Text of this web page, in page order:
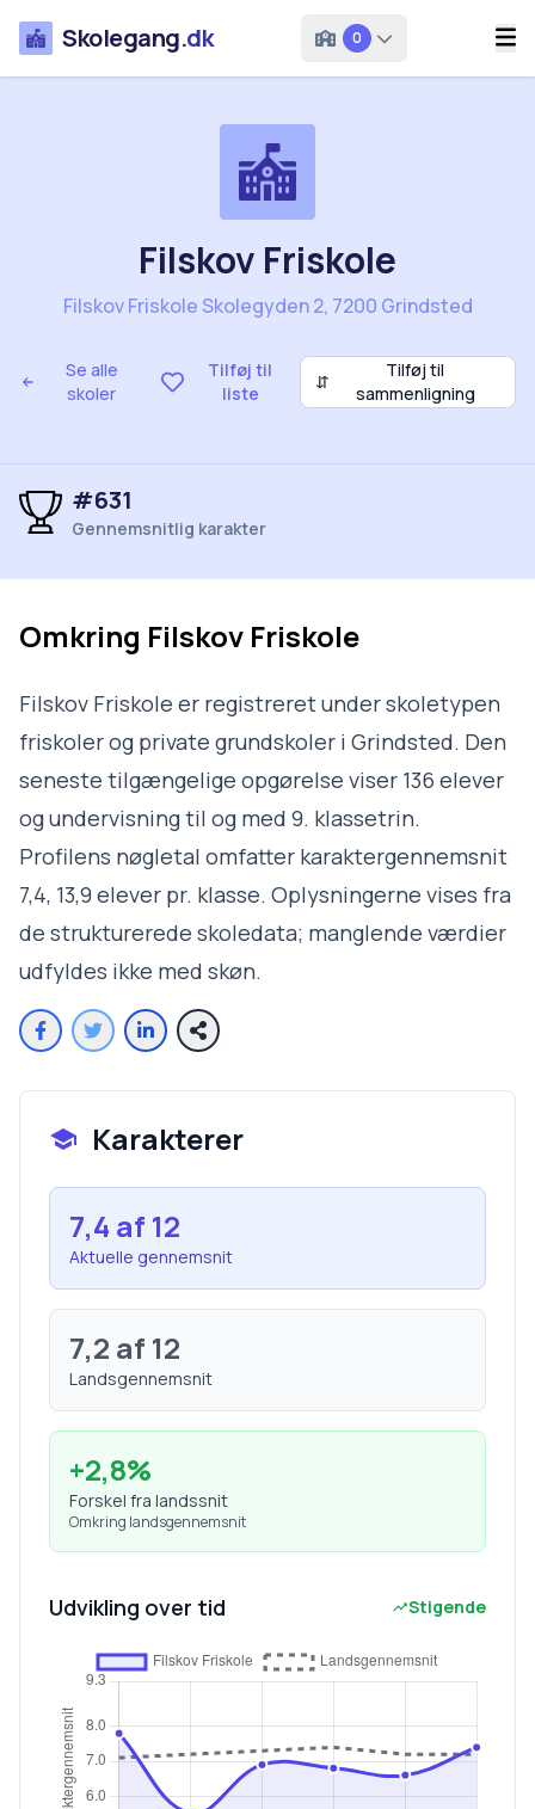
Skolegang.dk 0
Se alle
skoler
Tilføj til
liste
⇵
Tilføj til
sammenligning
Filskov Friskole
Filskov Friskole Skolegyden 2, 7200 Grindsted
#631
Gennemsnitlig karakter
Omkring Filskov Friskole
Filskov Friskole er registreret under skoletypen
friskoler og private grundskoler i Grindsted. Den
seneste tilgængelige opgørelse viser 136 elever
og undervisning til og med 9. klassetrin.
Profilens nøgletal omfatter karaktergennemsnit
7,4, 13,9 elever pr. klasse. Oplysningerne vises fra
de strukturerede skoledata; manglende værdier
udfyldes ikke med skøn.
Karakterer
7,4 af 12
Aktuelle gennemsnit
7,2 af 12
Landsgennemsnit
+2,8%
Forskel fra landssnit
Omkring landsgennemsnit
Udvikling over tid Stigende